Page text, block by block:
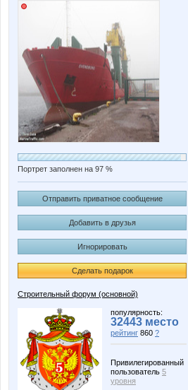
Портрет заполнен на 97 %
Отправить приватное сообщение
Добавить в друзья
Игнорировать
Сделать подарок
Строительный форум (основной)
популярность:
32443 место
рейтинг 860 ?
Привилегированный
пользователь 5
уровня